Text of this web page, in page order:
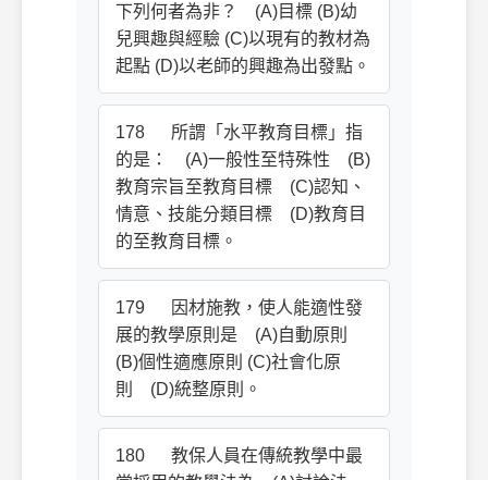
下列何者為非？ (A)目標 (B)幼
兒興趣與經驗 (C)以現有的教材為
起點 (D)以老師的興趣為出發點。
178 所謂「水平教育目標」指
的是： (A)一般性至特殊性 (B)
教育宗旨至教育目標 (C)認知、
情意、技能分類目標 (D)教育目
的至教育目標。
179 因材施教，使人能適性發
展的教學原則是 (A)自動原則
(B)個性適應原則 (C)社會化原
則 (D)統整原則。
180 教保人員在傳統教學中最